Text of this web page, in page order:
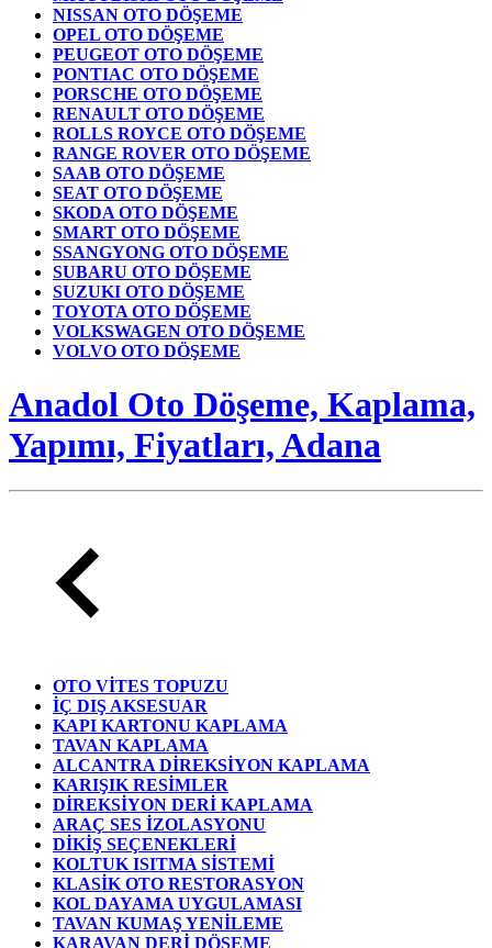
NISSAN OTO DÖŞEME
OPEL OTO DÖŞEME
PEUGEOT OTO DÖŞEME
PONTIAC OTO DÖŞEME
PORSCHE OTO DÖŞEME
RENAULT OTO DÖŞEME
ROLLS ROYCE OTO DÖŞEME
RANGE ROVER OTO DÖŞEME
SAAB OTO DÖŞEME
SEAT OTO DÖŞEME
SKODA OTO DÖŞEME
SMART OTO DÖŞEME
SSANGYONG OTO DÖŞEME
SUBARU OTO DÖŞEME
SUZUKI OTO DÖŞEME
TOYOTA OTO DÖŞEME
VOLKSWAGEN OTO DÖŞEME
VOLVO OTO DÖŞEME
Anadol Oto Döşeme, Kaplama,
Yapımı, Fiyatları, Adana
OTO VİTES TOPUZU
İÇ DIŞ AKSESUAR
KAPI KARTONU KAPLAMA
TAVAN KAPLAMA
ALCANTRA DİREKSİYON KAPLAMA
KARIŞIK RESİMLER
DİREKSİYON DERİ KAPLAMA
ARAÇ SES İZOLASYONU
DİKİŞ SEÇENEKLERİ
KOLTUK ISITMA SİSTEMİ
KLASİK OTO RESTORASYON
KOL DAYAMA UYGULAMASI
TAVAN KUMAŞ YENİLEME
KARAVAN DERİ DÖŞEME